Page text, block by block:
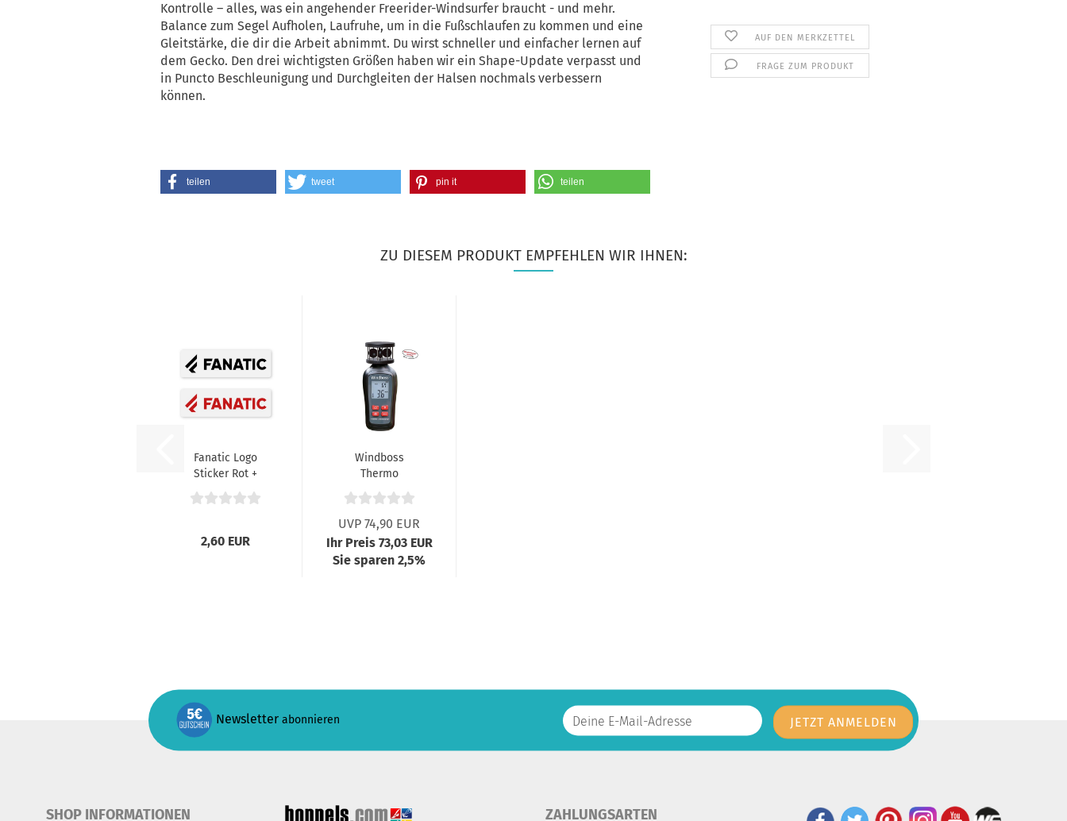
AUF DEN MERKZETTEL
FRAGE ZUM PRODUKT
Kontrolle – alles, was ein angehender Freerider-Windsurfer braucht - und mehr.
Balance zum Segel Aufholen, Laufruhe, um in die Fußschlaufen zu kommen und eine
Gleitstärke, die dir die Arbeit abnimmt. Du wirst schneller und einfacher lernen auf
dem Gecko. Den drei wichtigsten Größen haben wir ein Shape-Update verpasst und
in Puncto Beschleunigung und Durchgleiten der Halsen nochmals verbessern
können.
teilen tweet pin it teilen
ZU DIESEM PRODUKT EMPFEHLEN WIR IHNEN:
Fanatic Logo
Sticker Rot +
Schwarz
2,60 EUR
Windboss
Thermo
Anemometer
UVP 74,90 EUR
Ihr Preis 73,03 EUR
Sie sparen 2,5%
Newsletter abonnieren
SHOP INFORMATIONEN ZAHLUNGSARTEN